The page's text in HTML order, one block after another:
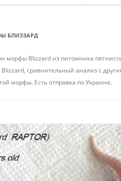
ПОЛОЗ КУПИТЬ /
БЛИЗЗАРД
морфы Blizzard из питомника
сравнительный анализ с
морфы. Есть отправка по Украине.